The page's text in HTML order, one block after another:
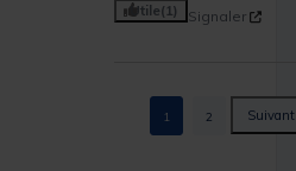
Utile(1) Signaler
1 2